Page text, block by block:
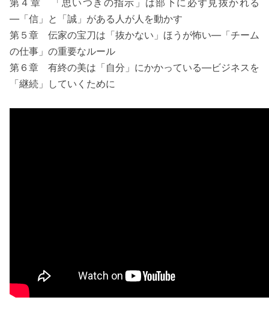
第４章 「思いつきの指示」は部下に必ず見抜かれる
―「信」と「誠」がある人が人を動かす
第５章 伝家の宝刀は「抜かない」ほうが怖い―「チーム
の仕事」の重要なルール
第６章 有終の美は「自分」にかかっている―ビジネスを
「継続」していくために